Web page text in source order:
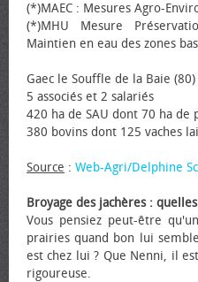
(*)MAEC : Mesures Agro-
(*)MHU Mesure
Maintien en eau des zones
Gaec le Souffle de la Baie
5 associés et 2 salariés
420 ha de SAU dont 70 ha
380 bovins dont 125 vaches
Source : Web-Agri/Delphine
Broyage des jachères :
Vous pensiez peut-être
prairies quand bon lui
est chez lui ? Que Nenni, il
rigoureuse.